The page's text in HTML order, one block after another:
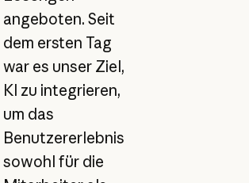
angeboten. Seit
dem ersten Tag
war es unser Ziel,
KI zu integrieren,
um das
Benutzererlebnis
sowohl für die